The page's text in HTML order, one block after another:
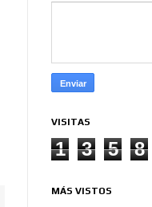
VISITAS
1 3 5 8
MÁS VISTOS